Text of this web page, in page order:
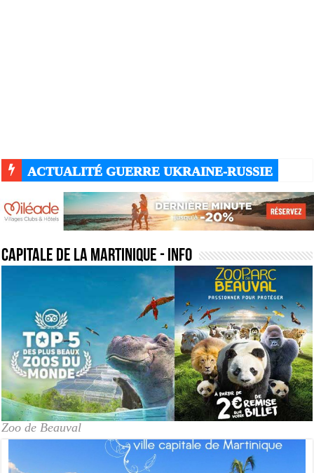
ACTUALITÉ GUERRE UKRAINE-RUSSIE
capitale de la martinique - Info
Zoo de Beauval